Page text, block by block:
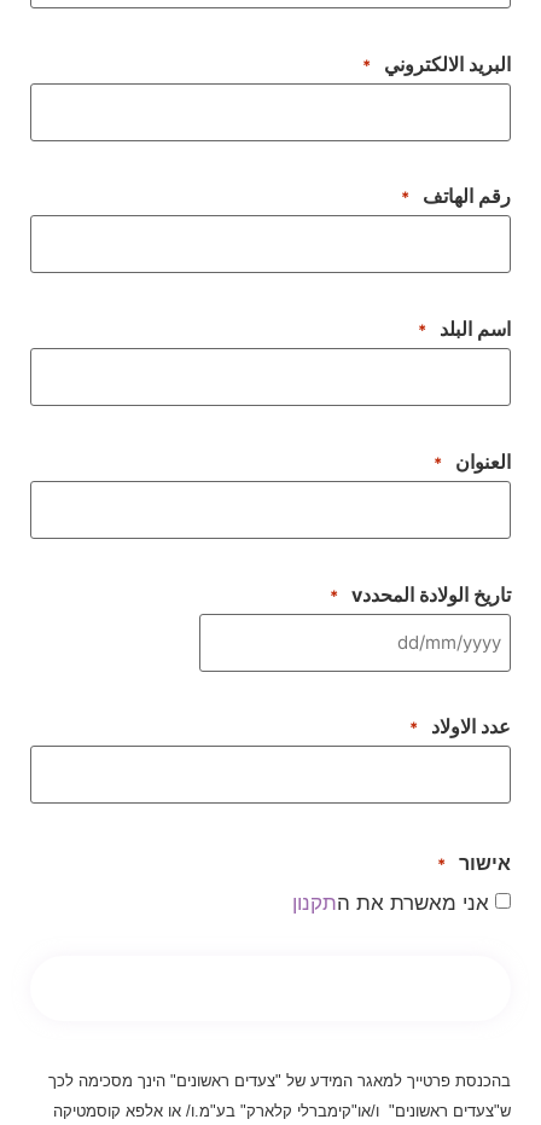
البريد الالكتروني *
رقم الهاتف *
اسم البلد *
العنوان *
تاريخ الولادة المحددv *
عدد الاولاد *
אישור *
אני מאשרת את התקנון
בהכנסת פרטייך למאגר המידע של "צעדים ראשונים" הינך מסכימה לכך
ש"צעדים ראשונים"
קימברלי קלארק" בע"מ.ו/ או אלפא קוסמטיקה